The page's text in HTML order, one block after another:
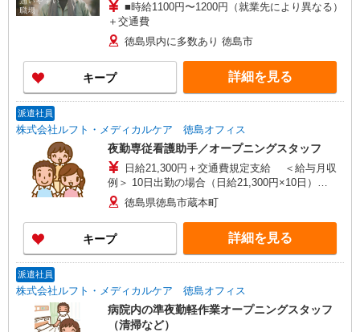
■時給1100円〜1200円（就業先により異なる）
＋交通費
徳島県内に多数あり 徳島市
キープ 詳細を見る
派遣社員
株式会社ルフト・メディカルケア 徳島オフィス
夜勤専従看護助手／オープニングスタッフ
日給21,300円＋交通費規定支給 ＜給与月収
例＞ 10日出勤の場合（日給21,300円×10日）
213,000円〜＋交通費規定支給
徳島県徳島市蔵本町
キープ 詳細を見る
派遣社員
株式会社ルフト・メディカルケア 徳島オフィス
病院内の準夜勤軽作業オープニングスタッフ
（清掃など）